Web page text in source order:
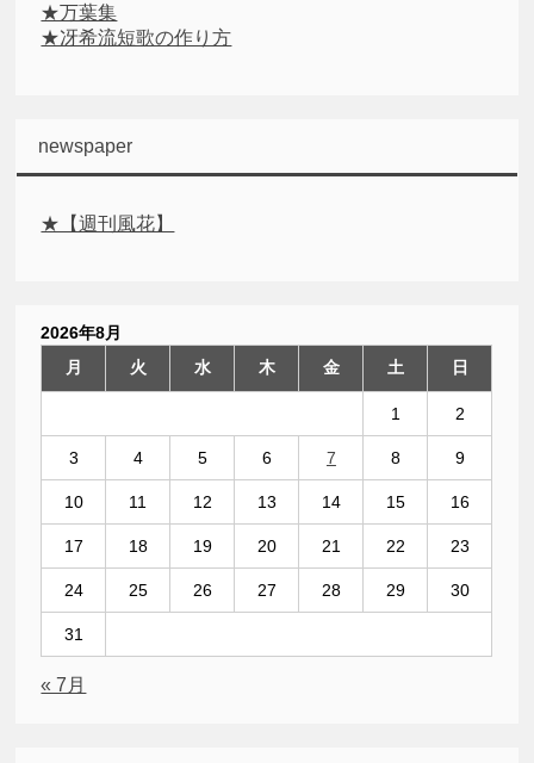
★万葉集
★冴希流短歌の作り方
newspaper
★【週刊風花】
2026年8月
月
火 水 木 金 土 日
1 2
3 4 5 6 7 8 9
10 11 12 13 14 15 16
17 18 19 20 21 22 23
24 25 26 27 28 29 30
31
« 7月